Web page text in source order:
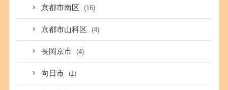
京都市南区 (16)
京都市山科区 (4)
長岡京市 (4)
向日市 (1)